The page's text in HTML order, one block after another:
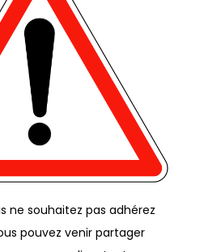
ne souhaitez pas adhérez
pouvez venir partager